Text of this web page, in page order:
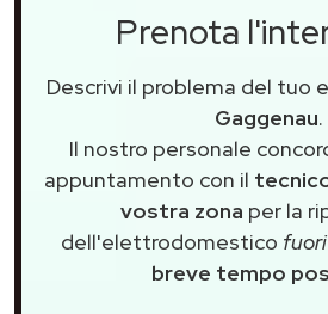
Prenota
Descrivi il problema del tuo
Gaggenau.
Il nostro personale
appuntamento con il
vostra zona per la
dell'elettrodomestico
breve tempo